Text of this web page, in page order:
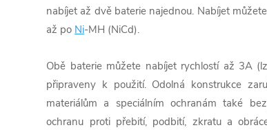
nabíjet až dvě baterie najednou. Nabíjet
až po Ni-MH (NiCd).
Obě baterie můžete nabíjet rychlostí až 3A
připraveny k použití. Odolná konstrukce
materiálům a speciálním ochranám také
ochranu proti přebití, podbití, zkratu a